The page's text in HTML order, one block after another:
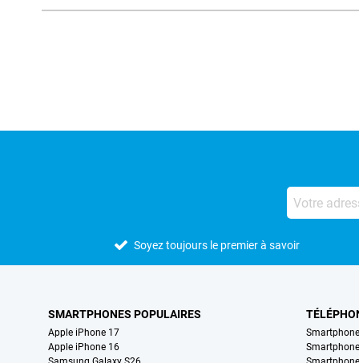
Soyez toujours le premier à savoir
SMARTPHONES POPULAIRES
Apple iPhone 17
Apple iPhone 16